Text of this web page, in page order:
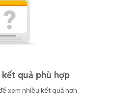
quả phù hợp
xem nhiều kết quả hơn